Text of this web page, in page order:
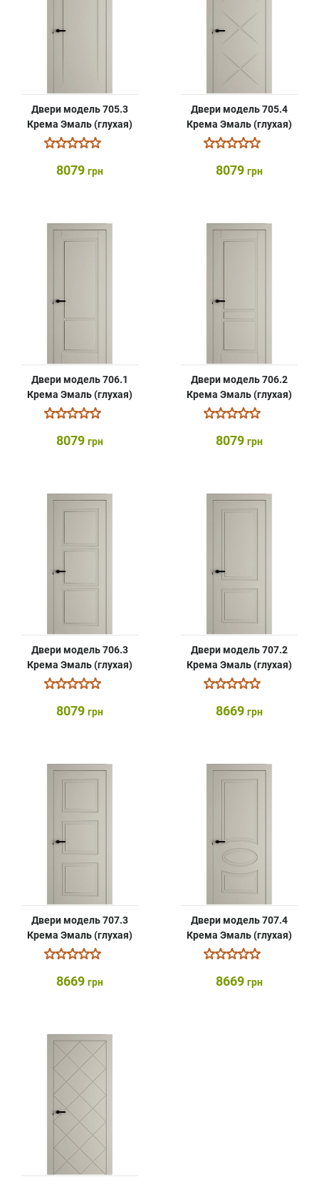
Двери модель 705.3
Крема Эмаль (глухая)
8079 грн
Двери модель 705.4
Крема Эмаль (глухая)
8079 грн
Двери модель 706.1
Крема Эмаль (глухая)
8079 грн
Двери модель 706.2
Крема Эмаль (глухая)
8079 грн
Двери модель 706.3
Крема Эмаль (глухая)
8079 грн
Двери модель 707.2
Крема Эмаль (глухая)
8669 грн
Двери модель 707.3
Крема Эмаль (глухая)
8669 грн
Двери модель 707.4
Крема Эмаль (глухая)
8669 грн